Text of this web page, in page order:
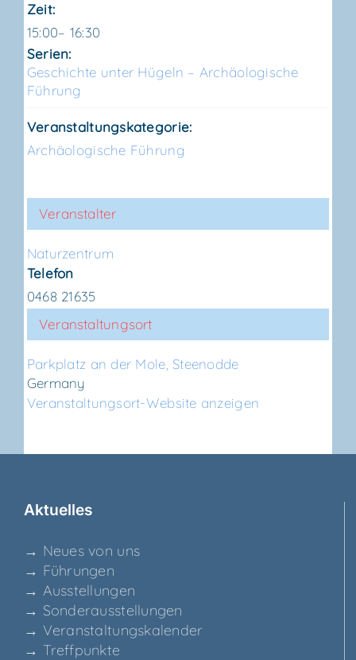
Zeit:
15:00– 16:30
Serien:
Geschich­te unter Hügeln – Archäo­lo­gi­sche
Führung
Veranstaltungskategorie:
Archäologische Führung
Veranstaltungsort
Park­platz an der Mole, Steenodde
Germany
Veranstaltungsort-Website anzeigen
Veranstalter
Natur­zen­trum
Telefon
0468 21635
Aktu­el­les
→ Neu­es von uns
→ Füh­run­gen
→ Aus­stel­lun­gen
→ Son­der­aus­stel­lun­gen
→ Ver­an­stal­tungs­ka­len­der
→ Treff­punk­te